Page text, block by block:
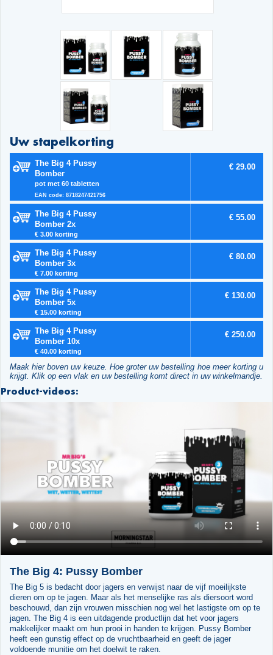
Uw stapelkorting
The Big 4 Pussy
Bomber
pot met 60 tabletten
EAN code: 8718247421756
€ 29.00
The Big 4 Pussy
Bomber 2x
€ 3.00 korting
€ 55.00
The Big 4 Pussy
Bomber 3x
€ 7.00 korting
€ 80.00
The Big 4 Pussy
Bomber 5x
€ 15.00 korting
€ 130.00
The Big 4 Pussy
Bomber 10x
€ 40.00 korting
€ 250.00
Maak hier boven uw keuze. Hoe groter uw bestelling hoe meer korting u
krijgt. Klik op een vlak en uw bestelling komt direct in uw winkelmandje.
Product-videos:
The Big 4: Pussy Bomber
The Big 5 is bedacht door jagers en verwijst naar de vijf moeilijkste
dieren om op te jagen. Maar als het menselijke ras als diersoort word
beschouwd, dan zijn vrouwen misschien nog wel het lastigste om op te
jagen. The Big 4 is een uitdagende productlijn dat het voor jagers
makkelijker maakt om hun prooi in handen te krijgen. Pussy Bomber
heeft een gunstig effect op de vruchtbaarheid en geeft de jager
voldoende munitie om het doelwit te raken.